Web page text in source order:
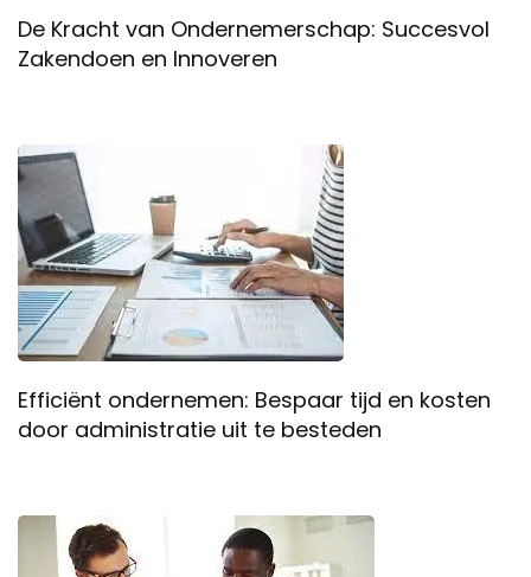
De Kracht van Ondernemerschap: Succesvol
Zakendoen en Innoveren
Efficiënt ondernemen: Bespaar tijd en kosten
door administratie uit te besteden